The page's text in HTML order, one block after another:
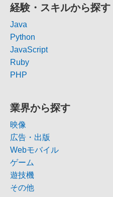
経験・スキルから探す
Java
Python
JavaScript
Ruby
PHP
業界から探す
映像
広告・出版
Webモバイル
ゲーム
遊技機
その他